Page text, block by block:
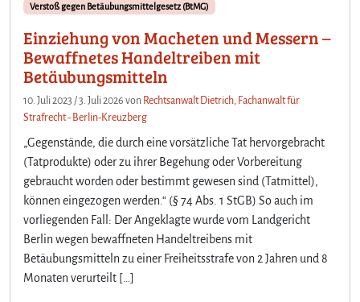
Verstoß gegen Betäubungsmittelgesetz (BtMG)
Einziehung von Macheten und Messern –
Bewaffnetes Handeltreiben mit
Betäubungsmitteln
10. Juli 2023 /3. Juli 2026 von Rechtsanwalt Dietrich, Fachanwalt für
Strafrecht - Berlin-Kreuzberg
„Gegenstände, die durch eine vorsätzliche Tat hervorgebracht
(Tatprodukte) oder zu ihrer Begehung oder Vorbereitung
gebraucht worden oder bestimmt gewesen sind (Tatmittel),
können eingezogen werden.“ (§ 74 Abs. 1 StGB) So auch im
vorliegenden Fall: Der Angeklagte wurde vom Landgericht
Berlin wegen bewaffneten Handeltreibens mit
Betäubungsmitteln zu einer Freiheitsstrafe von 2 Jahren und 8
Monaten verurteilt […]